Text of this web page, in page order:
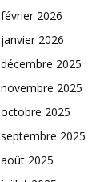
février 2026
janvier 2026
décembre 2025
novembre 2025
octobre 2025
septembre 2025
août 2025